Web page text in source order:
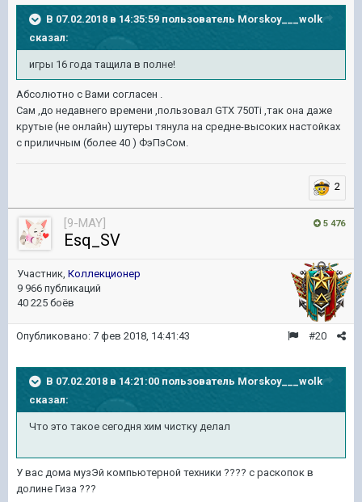
В 07.02.2018 в 14:35:59 пользователь Morskoy___wolk
сказал:
игры 16 года тащила в полне!
Абсолютно с Вами согласен .
Сам ,до недавнего времени ,пользовал GTX 750Ti ,так она даже
крутые (не онлайн) шутеры тянула на средне-высоких настойках
с приличным (более 40 ) ФэПэСом.
2
5 476
[9-MAY]
Esq_SV
Участник, Коллекционер
9 966 публикаций
40 225 боёв
#20
Опубликовано: 7 фев 2018, 14:41:43
В 07.02.2018 в 14:21:00 пользователь Morskoy___wolk
сказал:
Что это такое сегодня хим чистку делал
У вас дома музЭй компьютерной техники ???? c раскопок в
долине Гиза ???